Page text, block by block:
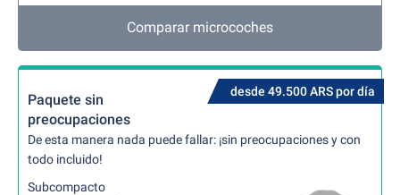
Comparar microcoches
desde 49.500 ARS por día
Paquete sin
preocupaciones
De esta manera nada puede fallar: ¡sin preocupaciones y con
todo incluido!
Subcompacto